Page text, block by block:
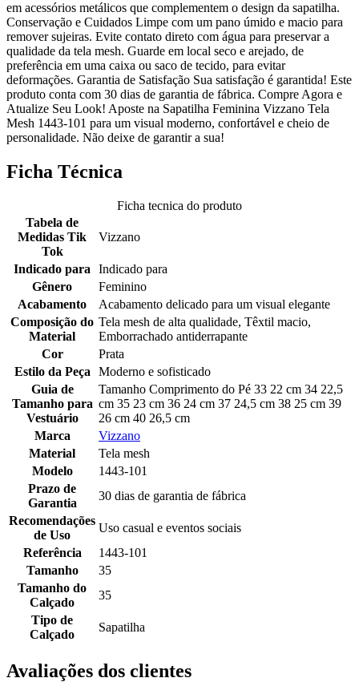
em acessórios metálicos que complementem o design da sapatilha.
Conservação e Cuidados Limpe com um pano úmido e macio para
remover sujeiras. Evite contato direto com água para preservar a
qualidade da tela mesh. Guarde em local seco e arejado, de
preferência em uma caixa ou saco de tecido, para evitar
deformações. Garantia de Satisfação Sua satisfação é garantida! Este
produto conta com 30 dias de garantia de fábrica. Compre Agora e
Atualize Seu Look! Aposte na Sapatilha Feminina Vizzano Tela
Mesh 1443-101 para um visual moderno, confortável e cheio de
personalidade. Não deixe de garantir a sua!
Ficha Técnica
Ficha tecnica do produto
Tabela de
Medidas Tik
Tok
Vizzano
Indicado para
Indicado para
Gênero
Feminino
Acabamento
Acabamento delicado para um visual elegante
Composição do
Material
Tela mesh de alta qualidade, Têxtil macio,
Emborrachado antiderrapante
Cor
Prata
Estilo da Peça
Moderno e sofisticado
Guia de
Tamanho para
Vestuário
Tamanho Comprimento do Pé 33 22 cm 34 22,5
cm 35 23 cm 36 24 cm 37 24,5 cm 38 25 cm 39
26 cm 40 26,5 cm
Marca
Vizzano
Material
Tela mesh
Modelo
1443-101
Prazo de
Garantia
30 dias de garantia de fábrica
Recomendações
de Uso
Uso casual e eventos sociais
Referência
1443-101
Tamanho
35
Tamanho do
Calçado
35
Tipo de
Calçado
Sapatilha
Avaliações dos clientes